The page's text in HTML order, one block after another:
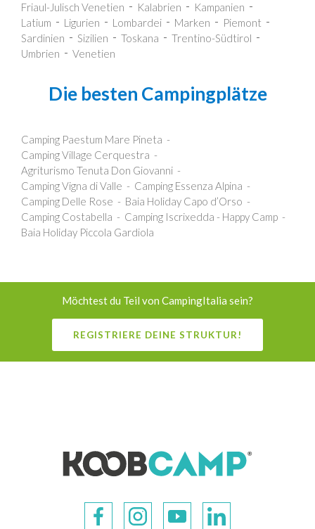
Friaul-Julisch Venetien
Kalabrien
Kampanien
Latium
Ligurien Lombardei Marken
Piemont
Sardinien
Sizilien Toskana
Trentino-Südtirol
Umbrien
Venetien
Die besten Campingplätze
Camping Paestum Mare Pineta
Camping Village Cerquestra
Agriturismo Tenuta Don Giovanni
Camping Vigna di Valle
Camping Essenza Alpina
Camping Delle Rose
Baia Holiday Capo d’Orso
Camping Costabella
Camping Iscrixedda - Happy Camp
Baia Holiday Piccola Gardiola
Möchtest du Teil von CampingItalia sein?
REGISTRIERE DEINE STRUKTUR!